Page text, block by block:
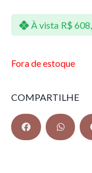
À vista R$
Fora de estoque
COMPARTILHE